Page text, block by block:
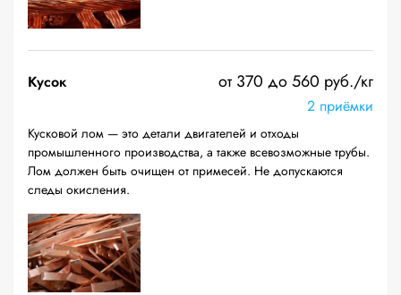
Кусок от 370 до 560 руб./кг
2 приёмки
Кусковой лом — это детали двигателей и отходы
промышленного производства, а также всевозможные трубы.
Лом должен быть очищен от примесей. Не допускаются
следы окисления.